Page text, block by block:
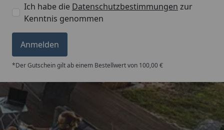
Ich habe die Datenschutzbestimmungen zur
Kenntnis genommen
Anmelden
*Der Gutschein gilt ab einem Bestellwert von 100,00 €
Trusted Shops